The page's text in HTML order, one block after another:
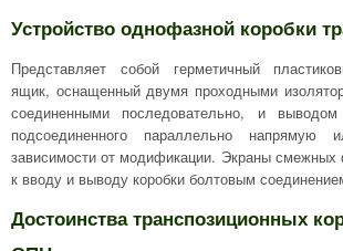
Устройство однофазной коробки
Представляет собой герметичный
ящик, оснащенный двумя проходными
соединенными последовательно, и
подсоединенного параллельно
зависимости от модификации. Экраны
к вводу и выводу коробки болтовым
Достоинства транспозиционных